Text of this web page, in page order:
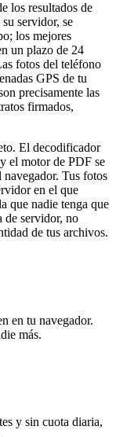
los resultados de
servidor, se
los mejores
un plazo de 24
fotos del teléfono
GPS de tu
precisamente las
firmados,
El decodificador
el motor de PDF se
navegador. Tus fotos
en el que
que nadie tenga que
de servidor, no
de tus archivos.
en tu navegador.
más.
y sin cuota diaria,